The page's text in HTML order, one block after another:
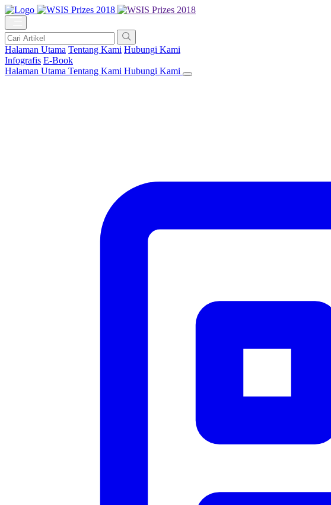
Halaman Utama Tentang Kami Hubungi Kami
Infografis E-Book
Halaman Utama Tentang Kami Hubungi Kami